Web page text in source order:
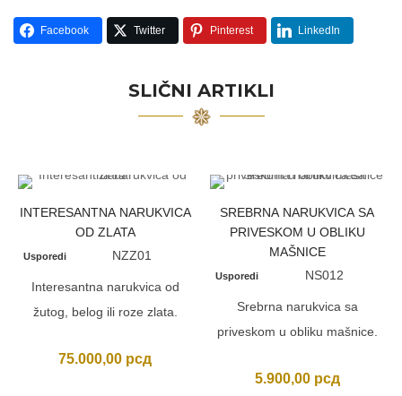
Facebook Twitter Pinterest LinkedIn
SLIČNI ARTIKLI
INTERESANTNA NARUKVICA
OD ZLATA
Usporedi NZZ01
Interesantna narukvica od
žutog, belog ili roze zlata.
75.000,00 рсд
SREBRNA NARUKVICA SA
PRIVESKOM U OBLIKU
MAŠNICE
Usporedi NS012
Srebrna narukvica sa
priveskom u obliku mašnice.
5.900,00 рсд